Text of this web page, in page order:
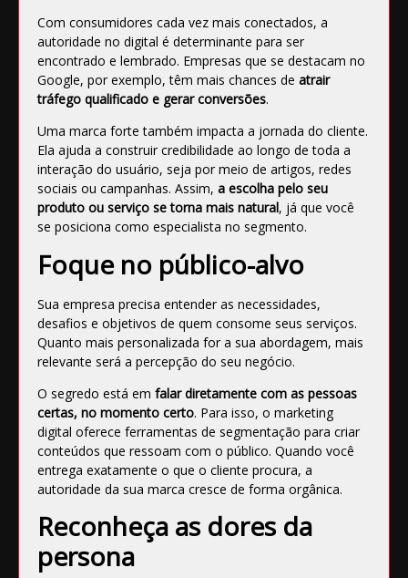
Com consumidores cada vez mais conectados, a
autoridade no digital é determinante para ser
encontrado e lembrado. Empresas que se destacam no
Google, por exemplo, têm mais chances de atrair
tráfego qualificado e gerar conversões.
Uma marca forte também impacta a jornada do cliente.
Ela ajuda a construir credibilidade ao longo de toda a
interação do usuário, seja por meio de artigos, redes
sociais ou campanhas. Assim, a escolha pelo seu
produto ou serviço se torna mais natural, já que você
se posiciona como especialista no segmento.
Foque no público-alvo
Sua empresa precisa entender as necessidades,
desafios e objetivos de quem consome seus serviços.
Quanto mais personalizada for a sua abordagem, mais
relevante será a percepção do seu negócio.
O segredo está em falar diretamente com as pessoas
certas, no momento certo. Para isso, o marketing
digital oferece ferramentas de segmentação para criar
conteúdos que ressoam com o público. Quando você
entrega exatamente o que o cliente procura, a
autoridade da sua marca cresce de forma orgânica.
Reconheça as dores da
persona